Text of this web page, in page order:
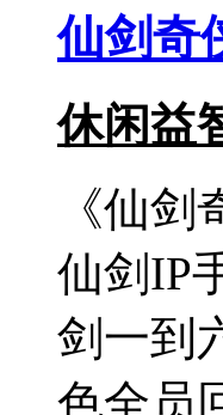
仙剑奇
休闲益
《仙
仙剑IP
剑一到
色全员